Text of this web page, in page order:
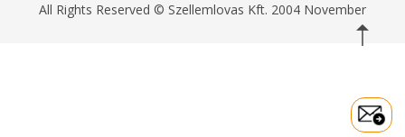
All Rights Reserved © Szellemlovas Kft. 2004 November